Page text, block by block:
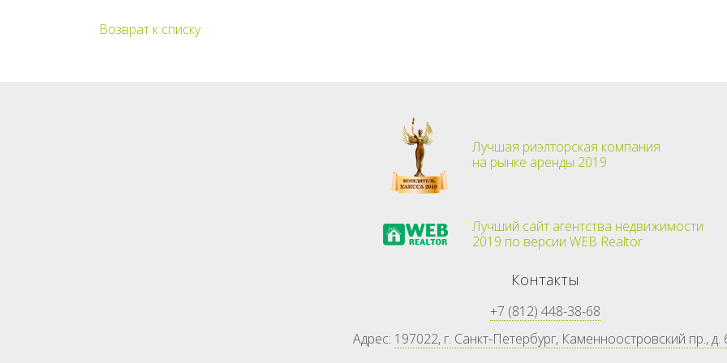
Возврат к списку
Лучшая риэлторская компания
на рынке аренды 2019
Лучший сайт агентства недвижимости
2019 по версии WEB Realtor
Контакты
+7 (812) 448-38-68
Адрес: 197022, г. Санкт-Петербург, Каменноостровский пр., д.